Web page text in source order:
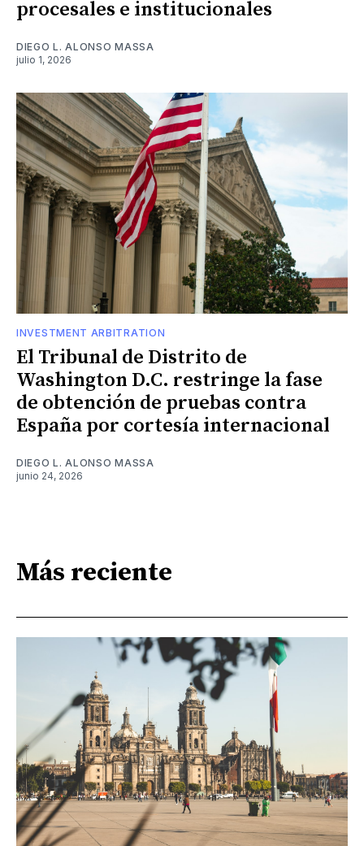
procesales e institucionales
DIEGO L. ALONSO MASSA
julio 1, 2026
INVESTMENT ARBITRATION
El Tribunal de Distrito de
Washington D.C. restringe la fase
de obtención de pruebas contra
España por cortesía internacional
DIEGO L. ALONSO MASSA
junio 24, 2026
Más reciente